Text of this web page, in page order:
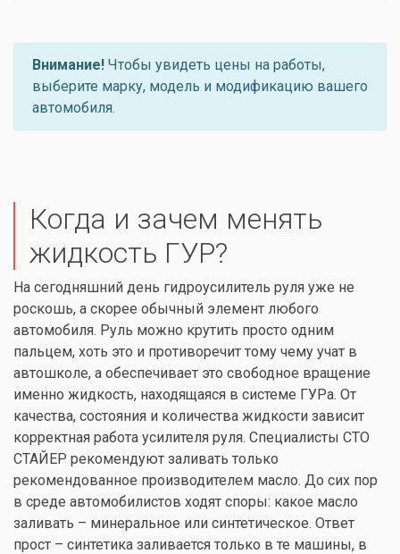
Внимание! Чтобы увидеть цены на работы,
выберите марку, модель и модификацию вашего
автомобиля.
Когда и зачем менять
жидкость ГУР?
На сегодняшний день гидроусилитель руля уже не
роскошь, а скорее обычный элемент любого
автомобиля. Руль можно крутить просто одним
пальцем, хоть это и противоречит тому чему учат в
автошколе, а обеспечивает это свободное вращение
именно жидкость, находящаяся в системе ГУРа. От
качества, состояния и количества жидкости зависит
корректная работа усилителя руля. Специалисты СТО
СТАЙЕР рекомендуют заливать только
рекомендованное производителем масло. До сих пор
в среде автомобилистов ходят споры: какое масло
заливать – минеральное или синтетическое. Ответ
прост – синтетика заливается только в те машины, в